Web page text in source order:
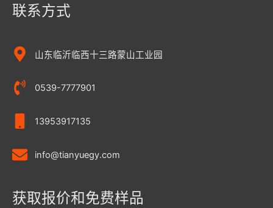
联系方式
山东临沂临西十三路蒙山工业园
0539-7777901
13953917135
info@tianyuegy.com
获取报价和免费样品